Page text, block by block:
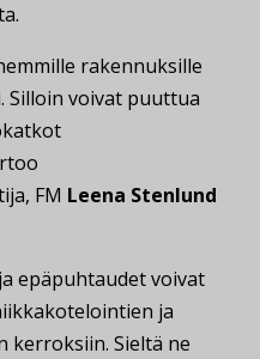
rakennuksille
Silloin voivat puuttua
FM Leena Stenlund
epäpuhtaudet voivat
ja
kerroksiin. Sieltä ne